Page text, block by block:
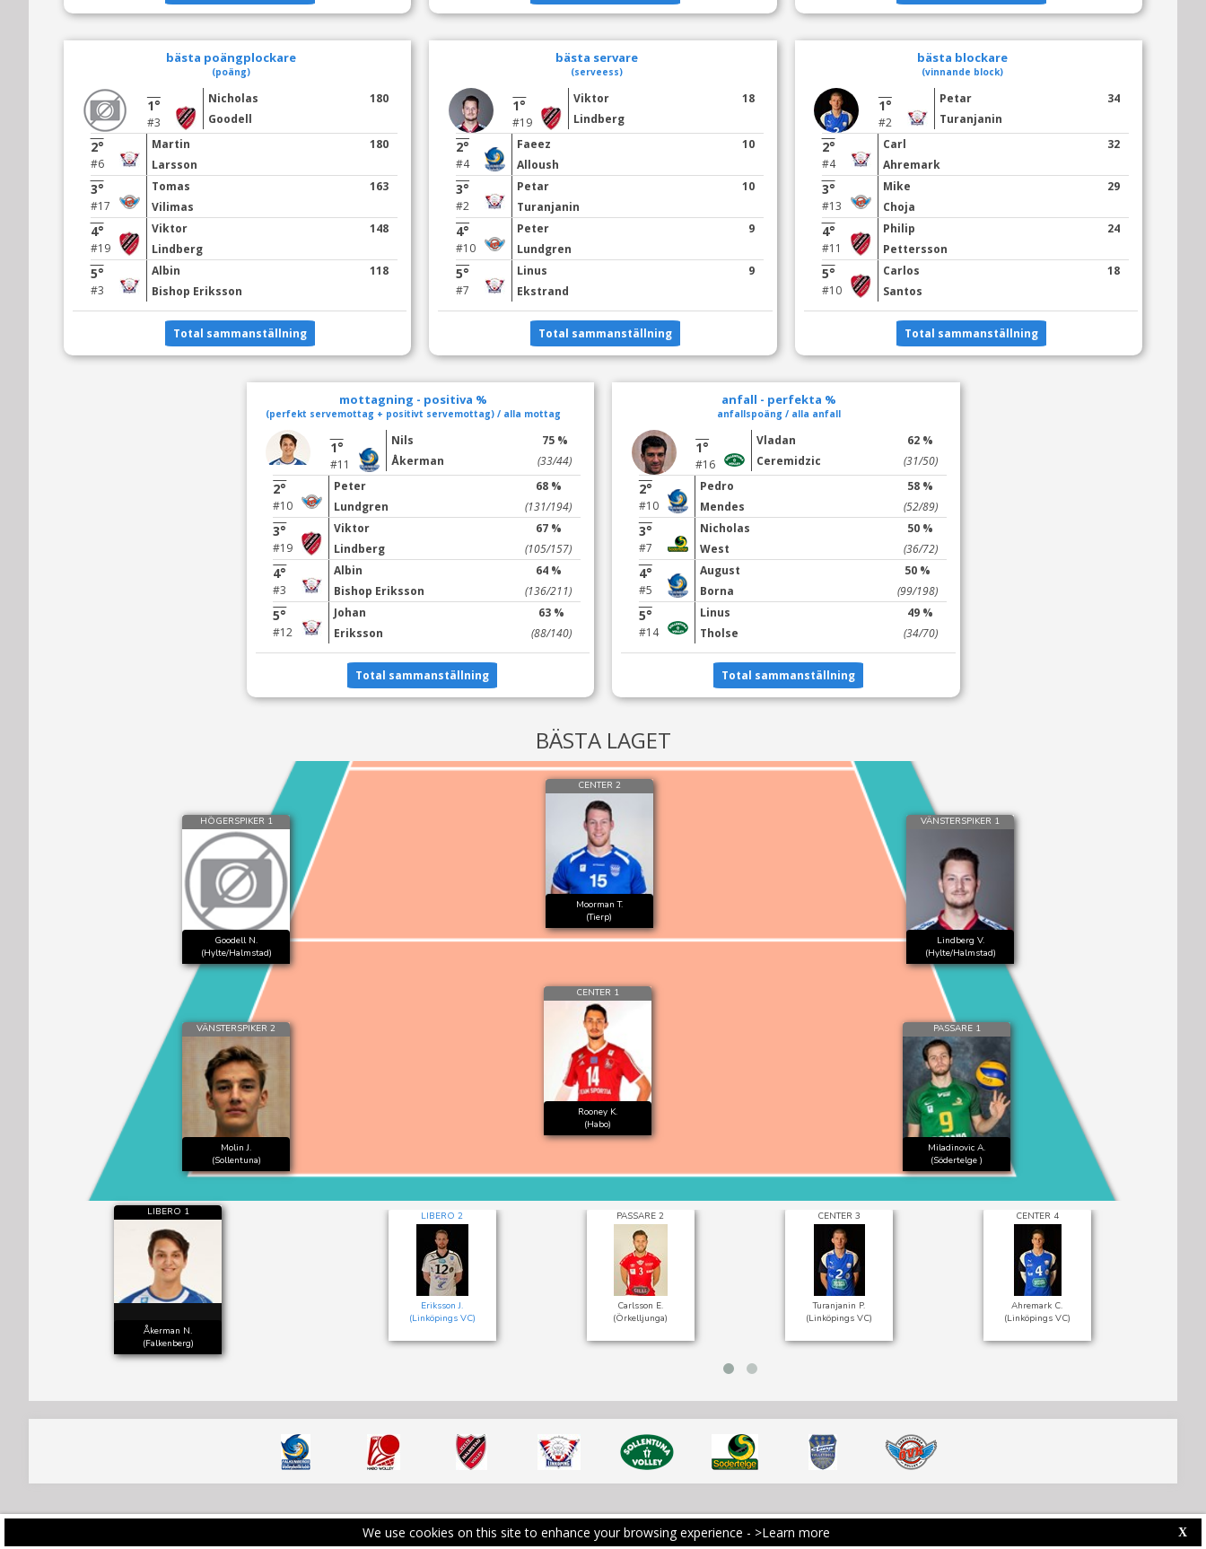
We use cookies on this site to enhance your browsing experience - >Learn more X
bästa poängplockare
(poäng)
1°
#3
Nicholas
Goodell
180
2°
#6
Martin
Larsson
180
3°
#17
Tomas
Vilimas
163
4°
#19
Viktor
Lindberg
148
5°
#3
Albin
Bishop Eriksson
118
Total sammanställning
bästa servare
(serveess)
1°
#19
Viktor
Lindberg
18
2°
#4
Faeez
Alloush
10
3°
#2
Petar
Turanjanin
10
4°
#10
Peter
Lundgren
9
5°
#7
Linus
Ekstrand
9
Total sammanställning
bästa blockare
(vinnande block)
1°
#2
Petar
Turanjanin
34
2°
#4
Carl
Ahremark
32
3°
#13
Mike
Choja
29
4°
#11
Philip
Pettersson
24
5°
#10
Carlos
Santos
18
Total sammanställning
mottagning - positiva %
(perfekt servemottag + positivt servemottag) / alla mottag
1°
#11
Nils
Åkerman
75 %
(33/44)
2°
#10
Peter
Lundgren
68 %
(131/194)
3°
#19
Viktor
Lindberg
67 %
(105/157)
4°
#3
Albin
Bishop Eriksson
64 %
(136/211)
5°
#12
Johan
Eriksson
63 %
(88/140)
Total sammanställning
anfall - perfekta %
anfallspoäng / alla anfall
1°
#16
Vladan
Ceremidzic
62 %
(31/50)
2°
#10
Pedro
Mendes
58 %
(52/89)
3°
#7
Nicholas
West
50 %
(36/72)
4°
#5
August
Borna
50 %
(99/198)
5°
#14
Linus
Tholse
49 %
(34/70)
Total sammanställning
BÄSTA LAGET
HÖGERSPIKER 1
Goodell N.
(Hylte/Halmstad)
CENTER 2
Moorman T.
(Tierp)
VÄNSTERSPIKER 1
Lindberg V.
(Hylte/Halmstad)
VÄNSTERSPIKER 2
Molin J.
(Sollentuna)
CENTER 1
Rooney K.
(Habo)
PASSARE 1
Miladinovic A.
(Södertelge )
LIBERO 1
Åkerman N.
(Falkenberg)
LIBERO 2
Eriksson J.
(Linköpings VC)
PASSARE 2
Carlsson E.
(Örkelljunga)
CENTER 3
Turanjanin P.
(Linköpings VC)
CENTER 4
Ahremark C.
(Linköpings VC)
Web Competition Site © 2026 by